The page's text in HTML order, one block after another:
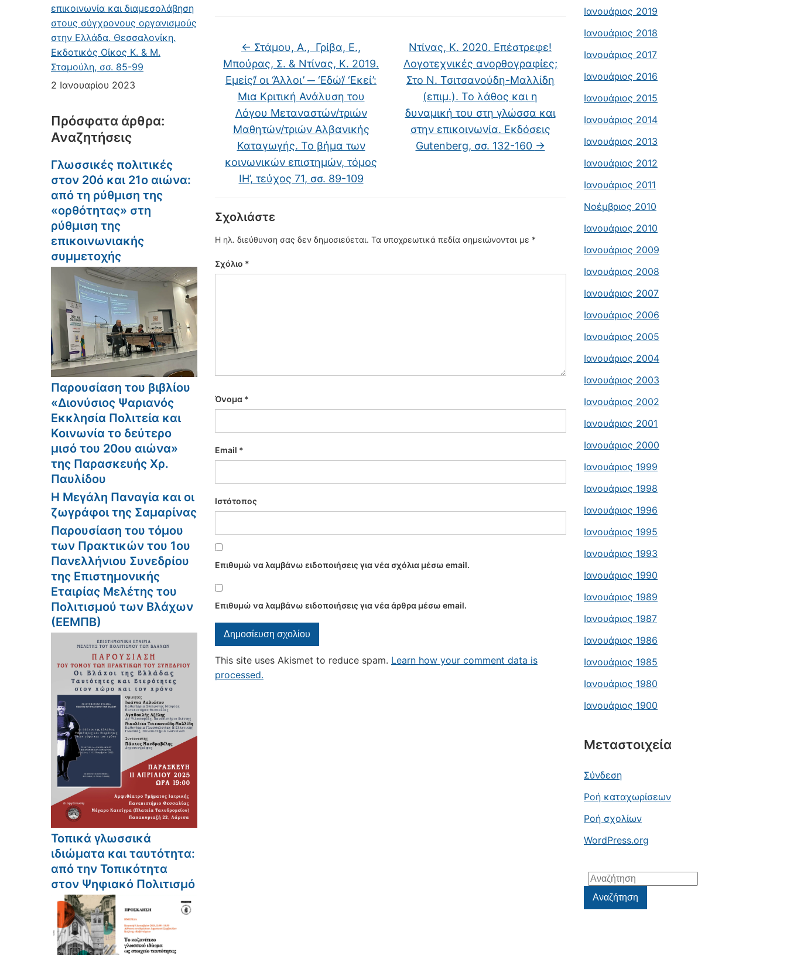
επικοινωνία και διαμεσολάβηση
στους σύγχρονους οργανισμούς
στην Ελλάδα. Θεσσαλονίκη.
Εκδοτικός Οίκος Κ. & Μ.
Σταμούλη, σσ. 85-99
2 Ιανουαρίου 2023
Πρόσφατα άρθρα:
Αναζητήσεις
Γλωσσικές πολιτικές
στον 20ό και 21ο αιώνα:
από τη ρύθμιση της
«ορθότητας» στη
ρύθμιση της
επικοινωνιακής
συμμετοχής
Παρουσίαση του βιβλίου
«Διονύσιος Ψαριανός
Εκκλησία Πολιτεία και
Κοινωνία το δεύτερο
μισό του 20ου αιώνα»
της Παρασκευής Χρ.
Παυλίδου
Η Μεγάλη Παναγία και οι
ζωγράφοι της Σαμαρίνας
Παρουσίαση του τόμου
των Πρακτικών του 1ου
Πανελλήνιου Συνεδρίου
της Επιστημονικής
Εταιρίας Μελέτης του
Πολιτισμού των Βλάχων
(ΕΕΜΠΒ)
Τοπικά γλωσσικά
ιδιώματα και ταυτότητα:
από την Τοπικότητα
στον Ψηφιακό Πολιτισμό
← Στάμου, Α., Γρίβα, Ε.,
Μπούρας, Σ. & Ντίνας, Κ. 2019.
Εμείς’/ οι ‘Άλλοι’ ─ ‘Εδώ’/ ‘Εκεί’:
Μια Κριτική Ανάλυση του
Λόγου Μεταναστών/τριών
Μαθητών/τριών Αλβανικής
Καταγωγής. Το βήμα των
κοινωνικών επιστημών, τόμος
ΙΗ’, τεύχος 71, σσ. 89-109
Ντίνας, Κ. 2020. Επέστρεφε!
Λογοτεχνικές ανορθογραφίες;
Στο Ν. Τσιτσανούδη-Μαλλίδη
(επιμ.). Το λάθος και η
δυναμική του στη γλώσσα και
στην επικοινωνία. Εκδόσεις
Gutenberg, σσ. 132-160 →
Σχολιάστε
Η ηλ. διεύθυνση σας δεν δημοσιεύεται. Τα υποχρεωτικά πεδία σημειώνονται με *
Σχόλιο *
Όνομα *
Email *
Ιστότοπος
Επιθυμώ να λαμβάνω ειδοποιήσεις για νέα σχόλια μέσω email.
Επιθυμώ να λαμβάνω ειδοποιήσεις για νέα άρθρα μέσω email.
This site uses Akismet to reduce spam. Learn how your comment data is
processed.
Ιανουάριος 2019
Ιανουάριος 2018
Ιανουάριος 2017
Ιανουάριος 2016
Ιανουάριος 2015
Ιανουάριος 2014
Ιανουάριος 2013
Ιανουάριος 2012
Ιανουάριος 2011
Νοέμβριος 2010
Ιανουάριος 2010
Ιανουάριος 2009
Ιανουάριος 2008
Ιανουάριος 2007
Ιανουάριος 2006
Ιανουάριος 2005
Ιανουάριος 2004
Ιανουάριος 2003
Ιανουάριος 2002
Ιανουάριος 2001
Ιανουάριος 2000
Ιανουάριος 1999
Ιανουάριος 1998
Ιανουάριος 1996
Ιανουάριος 1995
Ιανουάριος 1993
Ιανουάριος 1990
Ιανουάριος 1989
Ιανουάριος 1987
Ιανουάριος 1986
Ιανουάριος 1985
Ιανουάριος 1980
Ιανουάριος 1900
Μεταστοιχεία
Σύνδεση
Ροή καταχωρίσεων
Ροή σχολίων
WordPress.org
Αναζήτηση
για:Αναζήτηση